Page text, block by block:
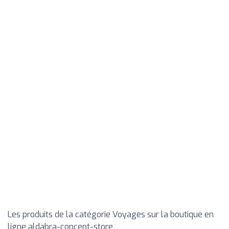
Les produits de la catégorie Voyages sur la boutique en
ligne aldabra-concept-store